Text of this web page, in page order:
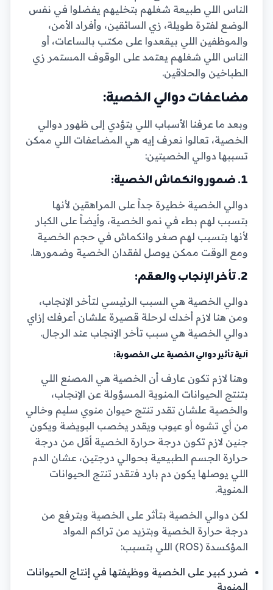
الناس اللي طبيعة شغلهم بتخليهم يفضلوا في نفس
الوضع لفترة طويلة، زي السائقين، وأفراد الأمن،
والموظفين اللي بيقعدوا على مكتب بالساعات، أو
الناس اللي شغلهم يعتمد على الوقوف المستمر زي
الطباخين والحلاقين.
مضاعفات دوالي الخصية:
وبعد ما عرفنا الأسباب اللي بتؤدي إلى ظهور دوالي
الخصية، تعالوا نعرف إيه هي المضاعفات اللي ممكن
تسببها دوالي الخصيتين:
1. ضمور وانكماش الخصية:
دوالي الخصية خطيرة جداً على المراهقين لأنها
بتسبب لهم بطء في نمو الخصية، وأيضاً على الكبار
لأنها بتسبب لهم صغر وانكماش في حجم الخصية
ومع الوقت ممكن يوصل لفقدان الخصية وضمورها.
2. تأخر الإنجاب والعقم:
دوالي الخصية هي السبب الرئيسي لتأخر الإنجاب،
ومن هنا لازم أخدك لرحلة قصيرة علشان أعرفك إزاي
دوالي الخصية هي سبب تأخر الإنجاب عند الرجال.
آلية تأثير دوالي الخصية على الخصوبة:
وهنا لازم تكون عارف أن الخصية هي المصنع اللي
بتنتج الحيوانات المنوية المسؤولة عن الإنجاب،
والخصية علشان تقدر تنتج حيوان منوي سليم وخالي
من أي تشوه أو عيوب ويقدر يخصب البويضة ويكون
جنين لازم تكون درجة حرارة الخصية أقل من درجة
حرارة الجسم الطبيعية بحوالي درجتين، عشان الدم
اللي يوصلها يكون دم بارد فتقدر تنتج الحيوانات
المنوية.
لكن دوالي الخصية بتأثر على الخصية وبترفع من
درجة حرارة الخصية وبتزيد من تراكم المواد
المؤكسدة (ROS) اللي بتسبب:
ضرر كبير على الخصية ووظيفتها في إنتاج الحيوانات
المنوية